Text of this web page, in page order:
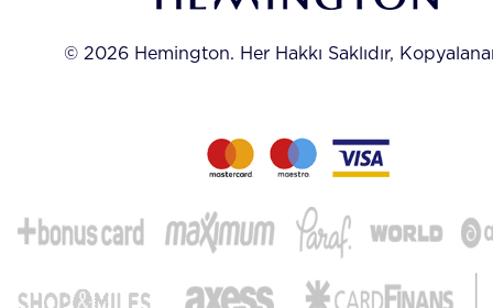
© 2026 Hemington. Her Hakkı Saklıdır,